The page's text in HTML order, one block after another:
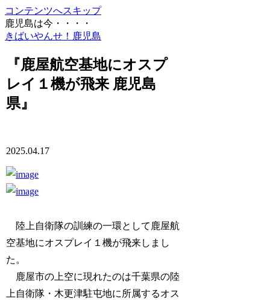
コンテンツへスキップ
鹿児島は今・・・・
きばいやんせ！鹿児島
『鹿屋航空基地にオスプ
レイ１機が飛来 鹿児島
県』
2025.04.17
陸上自衛隊の訓練の一環として鹿屋航
空基地にオスプレイ１機が飛来しまし
た。
鹿屋市の上空に現れたのは千葉県の陸
上自衛隊・木更津駐屯地に所属するオス